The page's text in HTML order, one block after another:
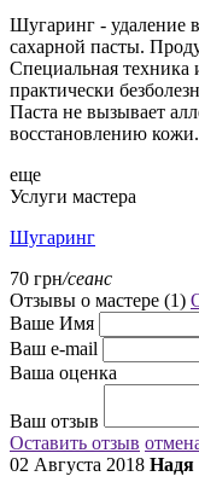
Шугаринг - удаление
сахарной пасты.
Специальная техника
практически
Паста не вызывает
восстановлению кожи.
еще
Услуги мастера
Шугаринг
70 грн/сеанс
Отзывы о мастере (1)
Ваше Имя
Ваш e-mail
Ваша оценка
Ваш отзыв
Оставить отзыв
02 Августа 2018 Надя